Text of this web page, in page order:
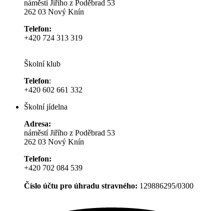
náměstí Jiřího z Poděbrad 53
262 03 Nový Knín
Telefon:
+420 724 313 319
Školní klub
Telefon:
+420 602 661 332
Školní jídelna
Adresa:
náměstí Jiřího z Poděbrad 53
262 03 Nový Knín
Telefon:
+420 702 084 539
Číslo účtu pro úhradu stravného: 129886295/0300